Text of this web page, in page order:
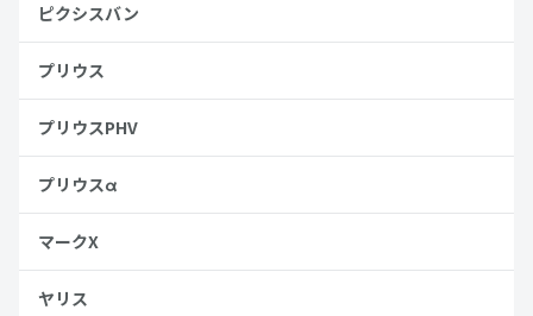
ピクシスバン
プリウス
プリウスPHV
プリウスα
マークX
ヤリス